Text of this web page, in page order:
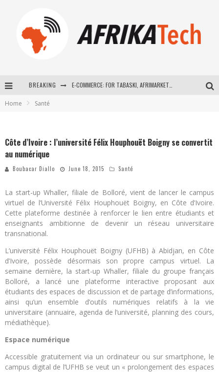
BREAKING
How Technology Has Changed Sports
Home Santé
Côte d’Ivoire : l’université Félix Houphouët Boigny se convertit
au numérique
Boubacar Diallo June 18, 2015 Santé
La start-up Whaller, filiale de Bolloré, vient de lancer le campus
virtuel de l’Université Félix Houphouët Boigny, en Côte d’Ivoire.
Cette plateforme destinée à renforcer le lien entre étudiants et
enseignants ambitionne de devenir un réseau universitaire
transnational.
L’université Félix Houphouët Boigny (UFHB) à Abidjan, en Côte
d’Ivoire, possède désormais son propre campus virtuel. La
semaine dernière, la start-up Whaller, filiale du groupe français
Bolloré, a lancé une plateforme interactive proposant aux
étudiants des espaces de discussion et de partage d’informations,
ainsi qu’un ensemble d’outils numériques relatifs à la vie
universitaire (annuaire, agenda de l’université, planning des cours,
médiathèque).
Espace numérique
Accessible gratuitement via un ordinateur ou sur smartphone, le
campus digital de l’UFHB se veut un « prolongement des espaces